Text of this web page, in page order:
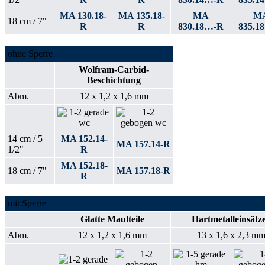
18 cm / 7"
MA 130.18-
R
MA 135.18-
R
MA
830.18…-R
ohne Sperre
Wolfram-Carbid-
Beschichtung
Abm.
12 x 1,2 x 1,6 mm
14 cm / 5
1/2"
MA 152.14-
R
MA 157.14-R
18 cm / 7"
MA 152.18-
R
MA 157.18-R
mit Sperre
Glatte Maulteile
Abm.
12 x 1,2 x 1,6 mm 13 x 1,6 x 2,3 mm